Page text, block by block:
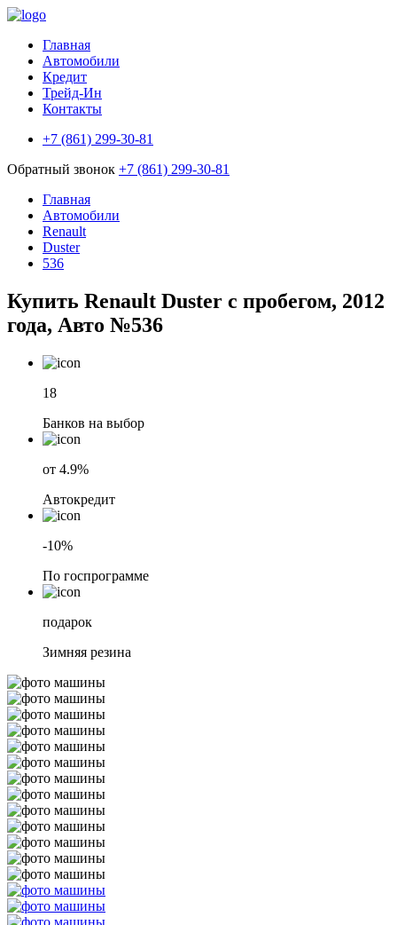
Главная
Автомобили
Кредит
Трейд-Ин
Контакты
+7 (861) 299-30-81
Обратный звонок +7 (861) 299-30-81
Главная
Автомобили
Renault
Duster
536
Купить Renault Duster с пробегом, 2012
года, Авто №536
18
Банков на выбор
от 4.9%
Автокредит
-10%
По госпрограмме
подарок
Зимняя резина